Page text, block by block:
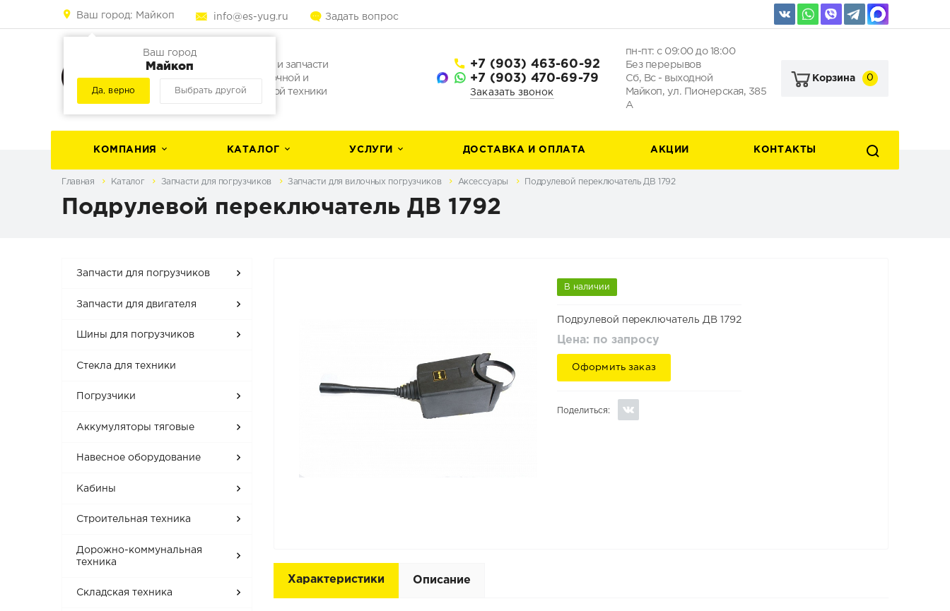
Ваш город: Майкоп
Ваш город
Майкоп
Да, верно Выбрать другой
info@es-yug.ru Задать вопрос
Погрузчики и запчасти
для погрузочной и
строительной техники
+7 (903) 463-60-92
+7 (903) 470-69-79
Заказать звонок
пн-пт: с 09:00 до 18:00
Без перерывов
Сб, Вс - выходной
Майкоп, ул. Пионерская, 385
А
Корзина 0
КОМПАНИЯ КАТАЛОГ УСЛУГИ ДОСТАВКА И ОПЛАТА АКЦИИ КОНТАКТЫ
Главная Каталог Запчасти для погрузчиков Запчасти для вилочных погрузчиков Аксессуары Подрулевой переключатель ДВ 1792
Подрулевой переключатель ДВ 1792
Запчасти для погрузчиков
Запчасти для двигателя
Шины для погрузчиков
Стекла для техники
Погрузчики
Аккумуляторы тяговые
Навесное оборудование
Кабины
Строительная техника
Дорожно-коммунальная
техника
Складская техника
В наличии
Подрулевой переключатель ДВ 1792
Цена: по запросу
Оформить заказ
Поделиться:
Характеристики Описание